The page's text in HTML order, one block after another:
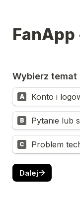
Wybierz temat
A Konto i
B Pytanie lub
C Problem
Dalej